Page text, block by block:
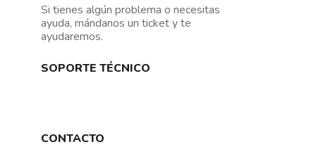
Si tienes algún problema o necesitas
ayuda, mándanos un ticket y te
ayudaremos.
SOPORTE TÉCNICO
CONTACTO